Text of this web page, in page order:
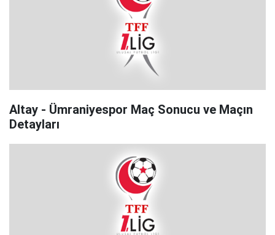
Altay - Ümraniyespor Maç Sonucu ve Maçın
Detayları